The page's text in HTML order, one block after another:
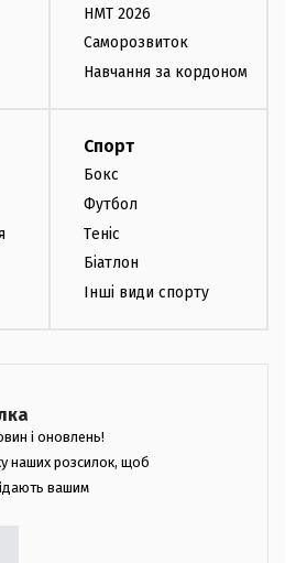
НМТ 2026
Саморозвиток
Навчання за кордоном
Спорт
Бокс
Футбол
Теніс
Біатлон
Інші види спорту
і оновлень!
наших розсилок, щоб
вашим